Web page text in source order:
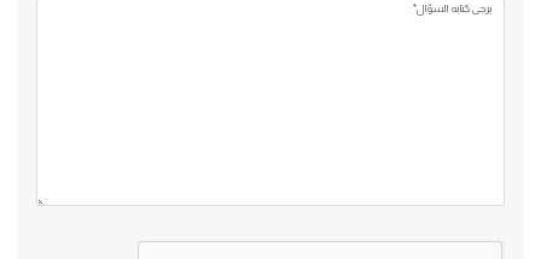
يرجي كتابه السؤال*